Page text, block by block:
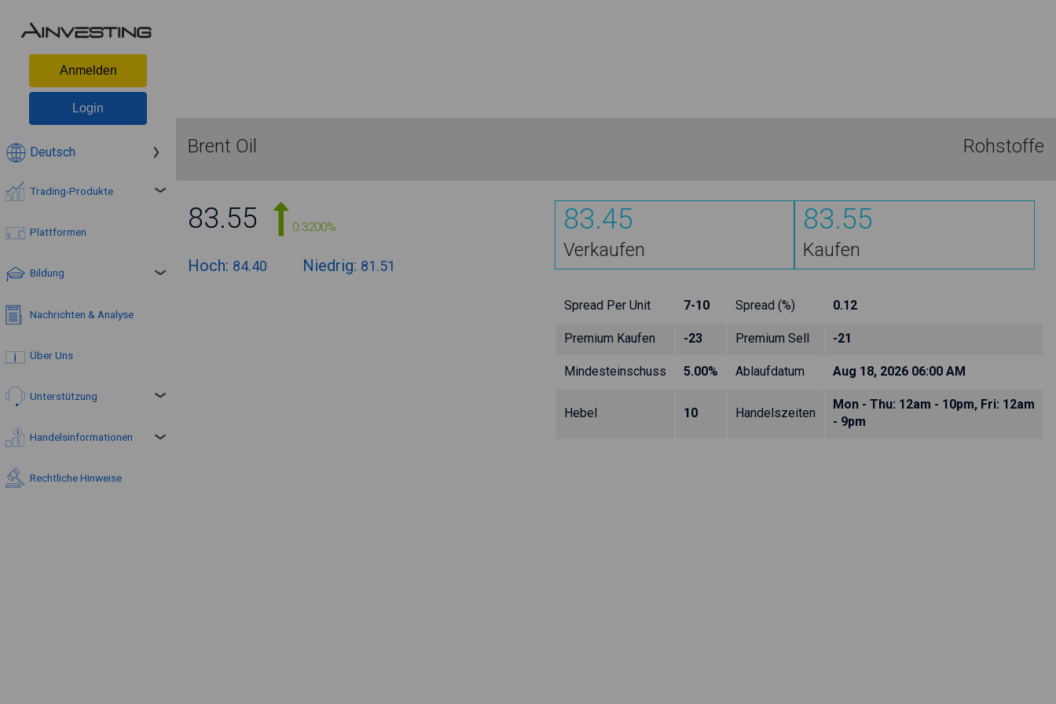
Anmelden
Login
Deutsch
Trading-Produkte
Plattformen
Bildung
Nachrichten & Analyse
Über Uns
Unterstützung
Handelsinformationen
Rechtliche Hinweise
Brent Oil Rohstoffe
83.55 0.3200%
Hoch: 84.40 Niedrig: 81.51
83.45
Verkaufen
83.55
Kaufen
Spread Per Unit 7-10 Spread (%) 0.12
Premium Kaufen -23 Premium Sell -21
Mindesteinschuss 5.00% Ablaufdatum Aug 18, 2026 06:00 AM
Hebel 10 Handelszeiten
Mon - Thu: 12am - 10pm, Fri: 12am
- 9pm